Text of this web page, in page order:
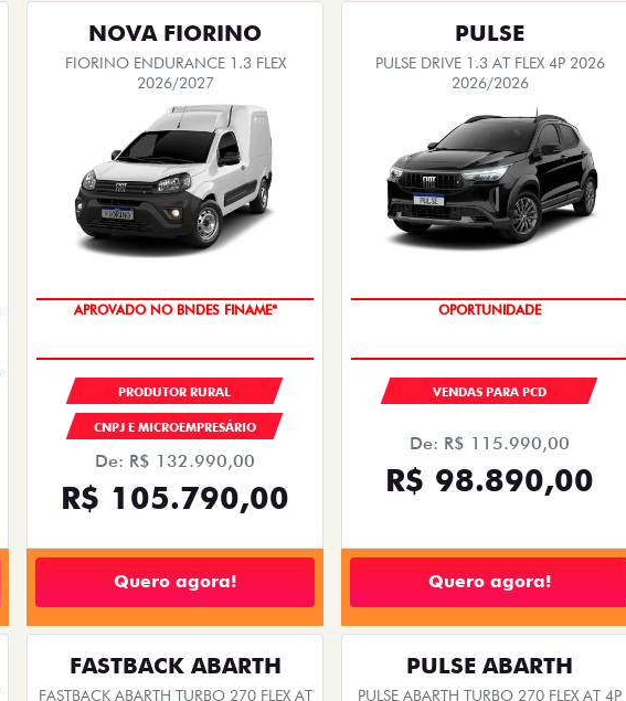
NOVA FIORINO
FIORINO ENDURANCE 1.3 FLEX
2026/2027
APROVADO NO BNDES FINAME*
PRODUTOR RURAL
CNPJ E MICROEMPRESÁRIO
De: R$ 132.990,00
R$ 105.790,00
Quero agora!
PULSE
PULSE DRIVE 1.3 AT FLEX 4P 2026
2026/2026
OPORTUNIDADE
VENDAS PARA PCD
De: R$ 115.990,00
R$ 98.890,00
Quero agora!
FASTBACK ABARTH
FASTBACK ABARTH TURBO 270 FLEX AT
PULSE ABARTH
PULSE ABARTH TURBO 270 FLEX AT 4P